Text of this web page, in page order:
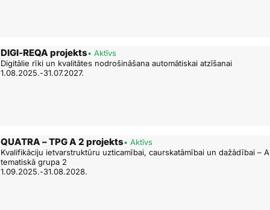
DIGI-REQA projekts• Aktīvs
Digitālie rīki un kvalitātes nodrošināšana automātiskai atzīšanai
1.08.2025.-31.07.2027.
QUATRA – TPG A 2 projekts• Aktīvs
Kvalifikāciju ietvarstruktūru uzticamībai, caurskatāmībai un dažādībai – A
tematiskā grupa 2
1.09.2025.-31.08.2028.